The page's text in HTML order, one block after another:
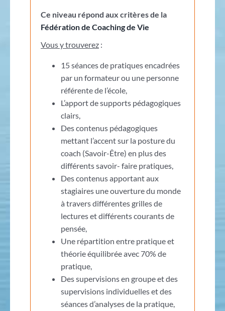
Ce niveau répond aux critères de la
Fédération de Coaching de Vie
Vous y trouverez:
15 séances de pratiques encadrées
par un formateur ou une personne
référente de l’école,
L’apport de supports pédagogiques
clairs,
Des contenus pédagogiques
mettant l’accent sur la posture du
coach (Savoir-Être) en plus des
différents savoir- faire pratiques,
Des contenus apportant aux
stagiaires une ouverture du monde
à travers différentes grilles de
lectures et différents courants de
pensée,
Une répartition entre pratique et
théorie équilibrée avec 70% de
pratique,
Des supervisions en groupe et des
supervisions individuelles et des
séances d’analyses de la pratique,